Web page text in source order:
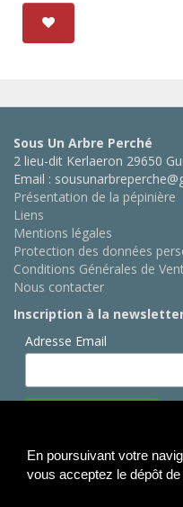
En poursuivant votre
vous acceptez le dépôt
Sous Un Arbre Perché
2 lieu-dit Kerlaeron 29650
Email :
Présentation de la pépinière
Liens
Mentions légales
Protection des données
Conditions Générales de
Nous contacter
Inscription à la
Adresse Email
pour des
personnel